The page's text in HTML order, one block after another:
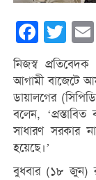
Facebook
Twitter
নিজস্ব
আগামী বাজেটে
ডায়ালগের
বলেন,
সাধারণ সরকার
হয়েছে।’
বুধবার (১৮ জুন)